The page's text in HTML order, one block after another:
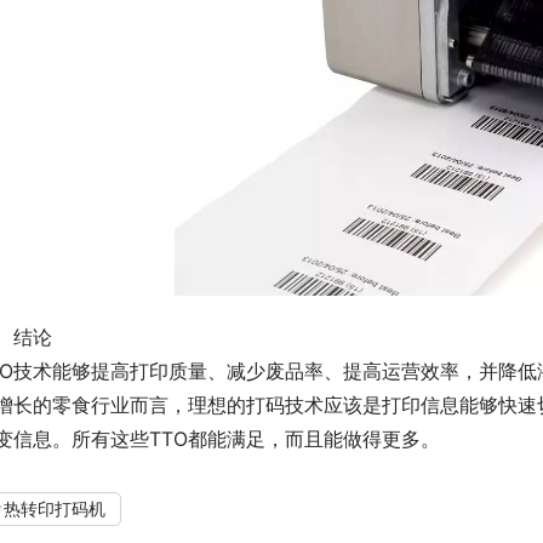
结论
技术能够提高打印质量、减少废品率、提高运营效率，并降
长的零食行业而言，理想的打码技术应该是打印信息能够快
信息。所有这些TTO都能满足，而且能做得更多。
热转印打码机